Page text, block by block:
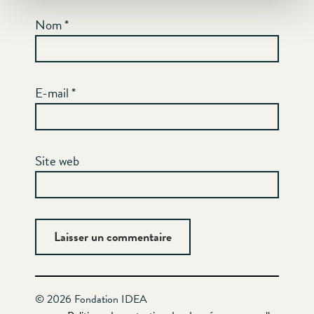
Nom*
E-mail*
Site web
© 2026 Fondation IDEA